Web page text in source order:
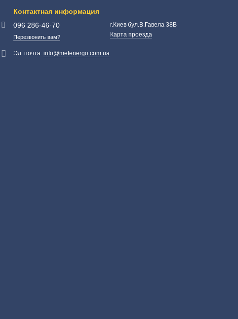
Контактная информация
096 286-46-70
Перезвонить вам?
г.Киев бул.В.Гавела 38В
Карта проезда
Эл. почта:info@metenergo.com.ua